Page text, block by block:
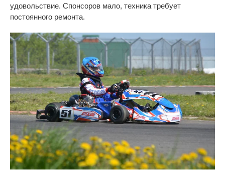
удовольствие. Спонсоров мало, техника требует
постоянного ремонта.